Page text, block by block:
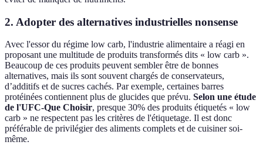
2. Adopter des alternatives industrielles nonsense
Avec l'essor du régime low carb, l'industrie alimentaire a réagi en
proposant une multitude de produits transformés dits « low carb ».
Beaucoup de ces produits peuvent sembler être de bonnes
alternatives, mais ils sont souvent chargés de conservateurs,
d’additifs et de sucres cachés. Par exemple, certaines barres
protéinées contiennent plus de glucides que prévu. Selon une étude
de l'UFC-Que Choisir, presque 30% des produits étiquetés « low
carb » ne respectent pas les critères de l'étiquetage. Il est donc
préférable de privilégier des aliments complets et de cuisiner soi-
même.